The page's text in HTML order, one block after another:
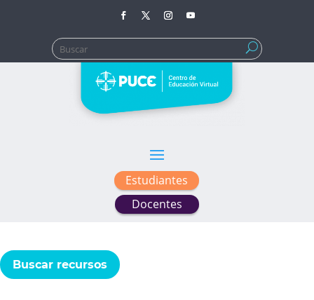
Buscar:
Estudiantes
Docentes
Buscar recursos